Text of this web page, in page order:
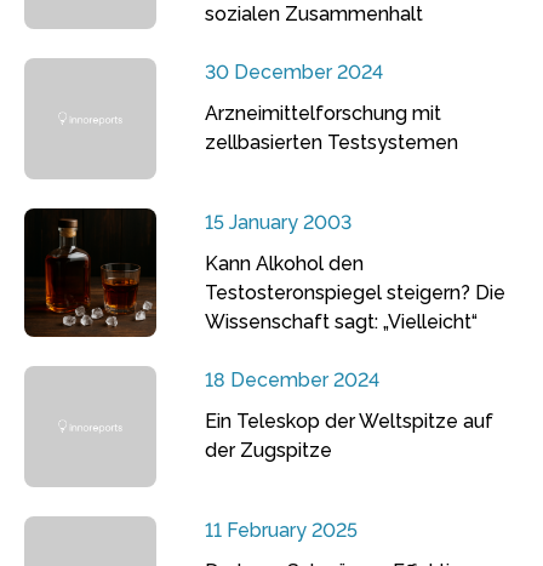
sozialen Zusammenhalt
30 December 2024
Arzneimittelforschung mit
zellbasierten Testsystemen
15 January 2003
Kann Alkohol den
Testosteronspiegel steigern? Die
Wissenschaft sagt: „Vielleicht“
18 December 2024
Ein Teleskop der Weltspitze auf
der Zugspitze
11 February 2025